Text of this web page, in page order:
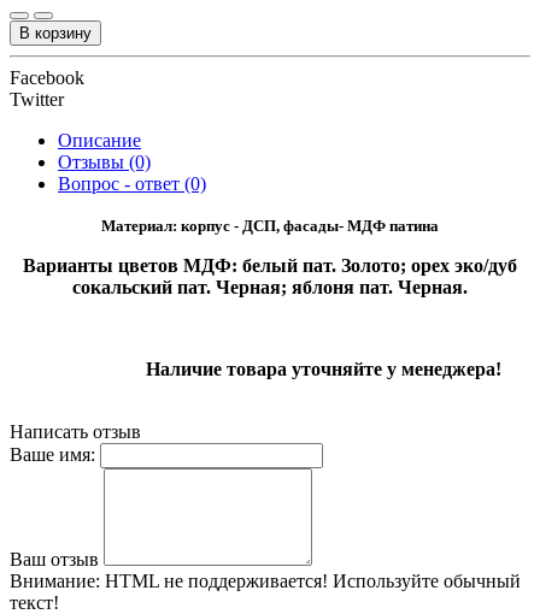
В корзину
Facebook
Twitter
Описание
Отзывы (0)
Вопрос - ответ (0)
Материал: корпус - ДСП, фасады- МДФ патина
Варианты цветов МДФ: белый пат. Золото; орех эко/дуб
сокальский пат. Черная; яблоня пат. Черная.
Наличие товара уточняйте у менеджера!
Написать отзыв
Ваше имя:
Ваш отзыв
Внимание: HTML не поддерживается! Используйте обычный
текст!